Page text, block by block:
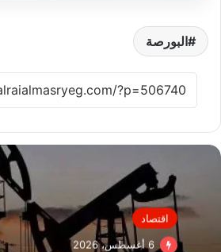
البورصة
اقتصاد
6 أغسطس، 2026